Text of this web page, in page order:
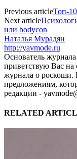
Previous articleТоп-
Next article
или bodycon
Наталья Мурадян
http://yavmode.ru
Основатель
приветствую Вас на
журнала о роскоши.
предложениям,
редакции -
RELATED